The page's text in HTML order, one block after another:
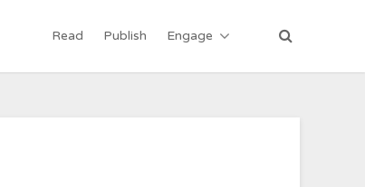
Read Publish Engage